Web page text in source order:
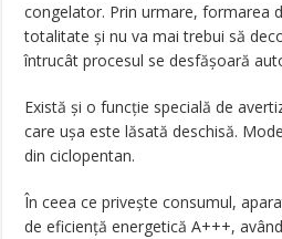
congelator. Prin urmare, formarea
totalitate și nu va mai trebui să
întrucât procesul se desfășoară
Există și o funcție specială de
care ușa este lăsată deschisă.
din ciclopentan.
În ceea ce privește consumul,
de eficiență energetică A+++,